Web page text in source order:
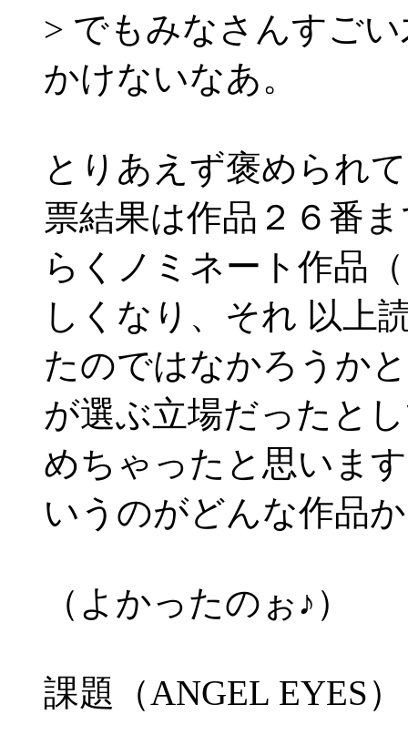
> でもみなさんすご
かけないなあ。
とりあえず褒められ
票結果は作品２６番
らくノミネート作品
しくなり、それ 以上
たのではなかろうか
が選ぶ立場だったと
めちゃったと思いま
いうのがどんな作品
（よかったのぉ♪）
課題（ANGEL EYES）